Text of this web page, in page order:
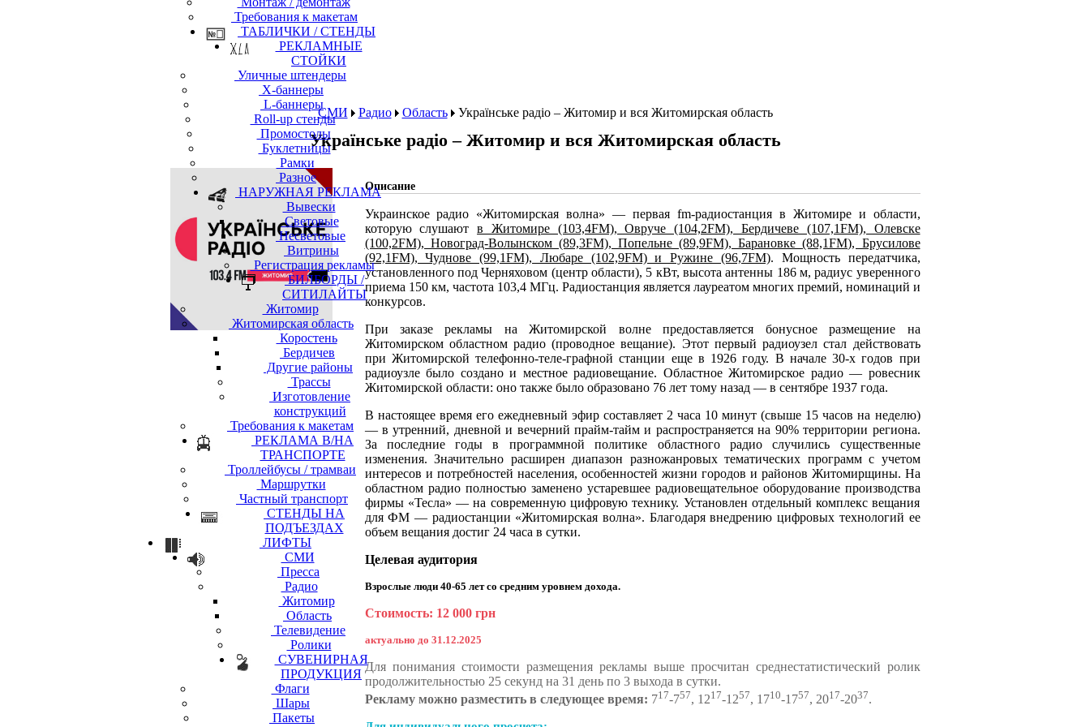
Требования к макетам
ТАБЛИЧКИ / СТЕНДЫ
РЕКЛАМНЫЕ
СТОЙКИ
Уличные штендеры
Х-баннеры
L-баннеры
Roll-up стенды
Промостолы
Буклетницы
Рамки
Разное
НАРУЖНАЯ РЕКЛАМА
Вывески
Световые
Несветовые
Витрины
Регистрация рекламы
БИЛБОРДЫ /
СИТИЛАЙТЫ
Житомир
Житомирская область
Коростень
Бердичев
Другие районы
Трассы
Изготовление
конструкций
Требования к макетам
РЕКЛАМА В/НА
ТРАНСПОРТЕ
Троллейбусы / трамваи
Маршрутки
Частный транспорт
СТЕНДЫ НА
ПОДЪЕЗДАХ
ЛИФТЫ
СМИ
Пресса
Радио
Житомир
Область
Телевидение
Ролики
СУВЕНИРНАЯ
ПРОДУКЦИЯ
Флаги
Шары
Пакеты
СМИ Радио Область Українське радіо – Житомир и вся Житомирская область
Українське радіо – Житомир и вся Житомирская область
Описание
Украинское радио «Житомирская волна» — первая fm-радиостанция в Житомире и области,
которую слушаютв Житомире (103,4FM), Овруче (104,2FM), Бердичеве (107,1FM), Олевске
(100,2FM), Новоград-Волынском (89,3FM), Попельне (89,9FM), Барановке (88,1FM), Брусилове
(92,1FM), Чуднове (99,1FM), Любаре (102,9FM) и Ружине (96,7FM). Мощность передатчика,
установленного под Черняховом (центр области), 5 кВт, высота антенны 186 м, радиус уверенного
приема 150 км, частота 103,4 МГц. Радиостанция является лауреатом многих премий, номинаций и
конкурсов.
При заказе рекламы на Житомирской волне предоставляется бонусное размещение на
Житомирском областном радио (проводное вещание). Этот первый радиоузел стал действовать
при Житомирской телефонно-теле-графной станции еще в 1926 году. В начале 30-х годов при
радиоузле было создано и местное радиовещание. Областное Житомирское радио — ровесник
Житомирской области: оно также было образовано 76 лет тому назад — в сентябре 1937 года.
В настоящее время его ежедневный эфир составляет 2 часа 10 минут (свыше 15 часов на неделю)
— в утренний, дневной и вечерний прайм-тайм и распространяется на 90% территории региона.
За последние годы в программной политике областного радио случились существенные
изменения. Значительно расширен диапазон разножанровых тематических программ с учетом
интересов и потребностей населения, особенностей жизни городов и районов Житомирщины. На
областном радио полностью заменено устаревшее радиовещательное оборудование производства
фирмы «Тесла» — на современную цифровую технику. Установлен отдельный комплекс вещания
для ФМ — радиостанции «Житомирская волна». Благодаря внедрению цифровых технологий ее
объем вещания достиг 24 часа в сутки.
Целевая аудитория
Взрослые люди 40-65 лет со средним уровнем дохода.
Стоимость: 12 000 грн
актуально до 31.12.2025
Для понимания стоимости размещения рекламы выше просчитан среднестатистический ролик
продолжительностью 25 секунд на 31 день по 3 выхода в сутки.
Рекламу можно разместить в следующее время: 717-757, 1217-1257, 1710-1757, 2017-2037.